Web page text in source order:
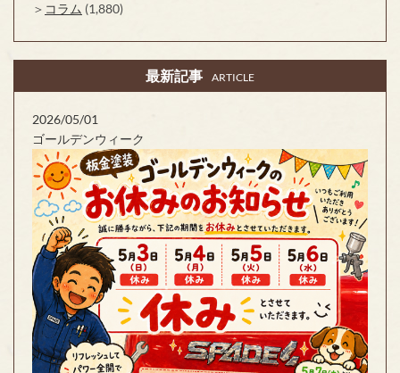
コラム (1,880)
最新記事 ARTICLE
2026/05/01
ゴールデンウィーク